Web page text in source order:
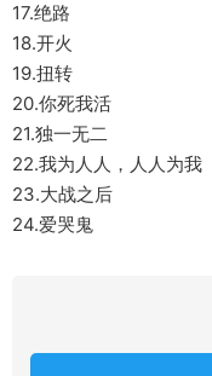
17.绝路
18.开火
19.扭转
20.你死我活
21.独一无二
22.我为人人，人人为我
23.大战之后
24.爱哭鬼